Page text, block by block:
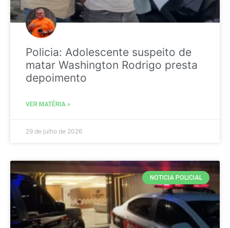
Policia: Adolescente suspeito de
matar Washington Rodrigo presta
depoimento
VER MATÉRIA »
29 de julho de 2026
NOTICIA POLICIAL